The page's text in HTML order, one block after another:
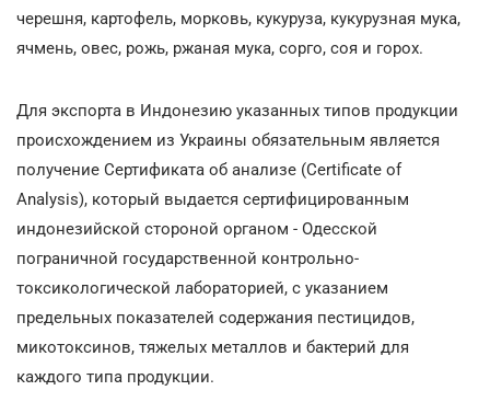
черешня, картофель, морковь, кукуруза, кукурузная мука,
ячмень, овес, рожь, ржаная мука, сорго, соя и горох.
Для экспорта в Индонезию указанных типов продукции
происхождением из Украины обязательным является
получение Сертификата об анализе (Certificate of
Analysis), который выдается сертифицированным
индонезийской стороной органом - Одесской
пограничной государственной контрольно-
токсикологической лабораторией, с указанием
предельных показателей содержания пестицидов,
микотоксинов, тяжелых металлов и бактерий для
каждого типа продукции.